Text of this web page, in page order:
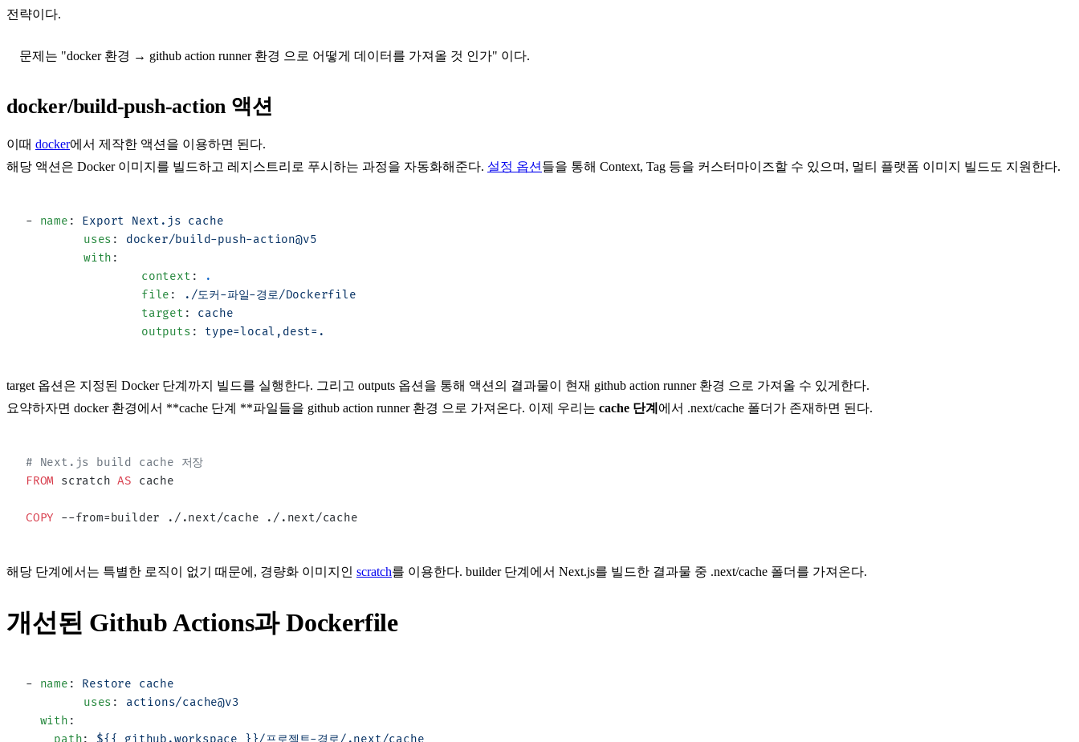
전략이다.
문제는 "docker 환경 → github action runner 환경 으로 어떻게 데이터를 가져올 것 인가" 이다.
docker/build-push-action 액션
이때 docker에서 제작한 액션을 이용하면 된다.
해당 액션은 Docker 이미지를 빌드하고 레지스트리로 푸시하는 과정을 자동화해준다. 설정 옵션들을 통해 Context, Tag 등을 커스터마이즈할 수 있으며, 멀티 플랫폼 이미지 빌드도 지원한다.
- name : Export Next.js cache
	uses
: docker/build-push-action@v5
	with
:
		context
:
.
		file
:
./도커-파일-경로/Dockerfile
		target
: cache
		outputs
: type=local,dest=.
target 옵션은 지정된 Docker 단계까지 빌드를 실행한다. 그리고 outputs 옵션을 통해 액션의 결과물이 현재 github action runner 환경 으로 가져올 수 있게한다.
요약하자면 docker 환경에서 **cache 단계 **파일들을 github action runner 환경 으로 가져온다. 이제 우리는 cache 단계 에서 .next/cache 폴더가 존재하면 된다.
# Next.js build cache 저장
FROM scratch AS cache
COPY --from=builder ./.next/cache ./.next/cache
해당 단계에서는 특별한 로직이 없기 때문에, 경량화 이미지인 scratch를 이용한다. builder단계에서 Next.js를 빌드한 결과물 중 .next/cache 폴더를 가져온다.
개선된 Github Actions과 Dockerfile
- name : Restore cache
	uses
: actions/cache@v3
  with
: